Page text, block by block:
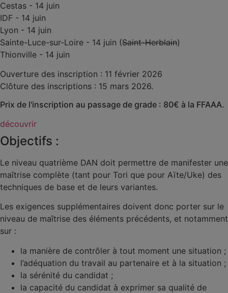
Cestas - 14 juin
IDF - 14 juin
Lyon - 14 juin
Sainte-Luce-sur-Loire - 14 juin (Saint-Herblain)
Thionville - 14 juin
Ouverture des inscription : 11 février 2026
Clôture des inscriptions : 15 mars 2026.
Prix de l'inscription au passage de grade : 80€ à la FFAAA.
découvrir
Objectifs :
Le niveau quatrième DAN doit permettre de manifester une
maîtrise complète (tant pour Tori que pour Aïte/Uke) des
techniques de base et de leurs variantes.
Les exigences supplémentaires doivent donc porter sur le
niveau de maîtrise des éléments précédents, et notamment
sur :
la manière de contrôler à tout moment une situation ;
l’adéquation du travail au partenaire et à la situation ;
la sérénité du candidat ;
la capacité du candidat à exprimer sa qualité de